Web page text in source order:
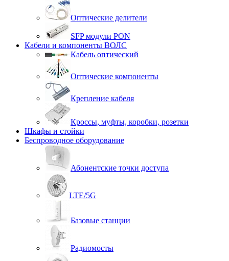
Оптические делители
SFP модули PON
Кабели и компоненты ВОЛС
Кабель оптический
Оптические компоненты
Крепление кабеля
Кроссы, муфты, коробки, розетки
Шкафы и стойки
Беспроводное оборудование
Абонентские точки доступа
LTE/5G
Базовые станции
Радиомосты